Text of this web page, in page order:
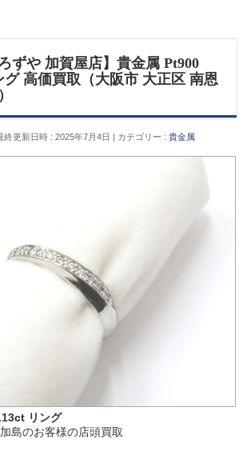
ずや 加賀屋店】貴金属 Pt900
グ 高価買取（大阪市 大正区 南恩
終更新日時 : 2025年7月4日 カテゴリー :貴金属
リング
島のお客様の店頭買取